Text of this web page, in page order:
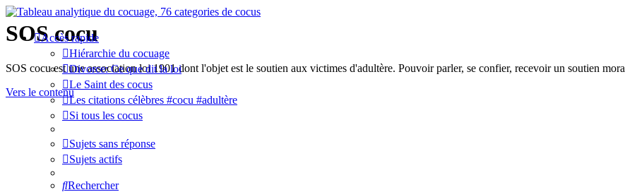
SOS cocu
SOS cocu est une association loi 1901 dont l'objet est le soutien aux victimes d'adultère. Pouvoir parler, se confier, recevoir un soutien
Vers le contenu
Accès rapide
Hiérarchie du cocuage
Divorce: Ce que dit la loi
Le Saint des cocus
Les citations célèbres #cocu #adultère
Si tous les cocus
Sujets sans réponse
Sujets actifs
Rechercher